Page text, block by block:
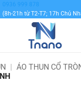
0936 999 878
(8h-21h từ T2-T7; 17h Chủ
| ÁO THUN CỔ